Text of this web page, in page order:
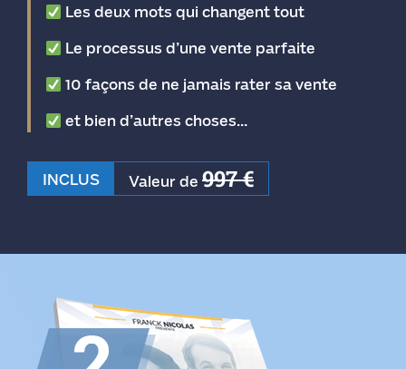
Les deux mots qui changent tout
Le processus d’une vente parfaite
10 façons de ne jamais rater sa vente
et bien d’autres choses…
INCLUS Valeur de 997€